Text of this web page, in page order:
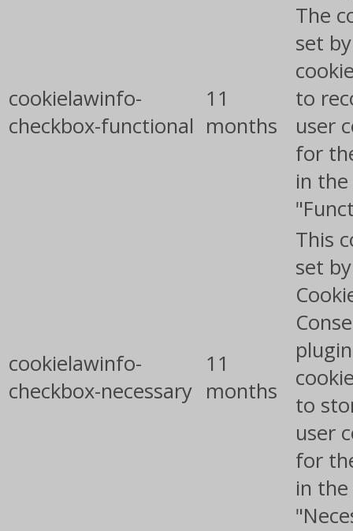
cookielawinfo-
checkbox-functional
11
months
The
set
to
user
for
in
cookielawinfo-
checkbox-necessary
11
months
This
set
to
user
for
in